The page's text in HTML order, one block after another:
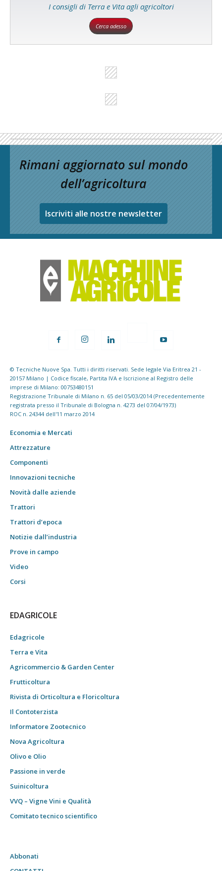
I consigli di Terra e Vita agli agricoltori
Cerca adesso
Rimani aggiornato sul mondo
dell’agricoltura
Iscriviti alle nostre newsletter
© Tecniche Nuove Spa. Tutti i diritti riservati. Sede legale Via Eritrea 21 -
20157 Milano | Codice fiscale, Partita IVA e Iscrizione al Registro delle
imprese di Milano: 00753480151
Registrazione Tribunale di Milano n. 65 del 05/03/2014 (Precedentemente
registrata presso il Tribunale di Bologna n. 4273 del 07/04/1973)
ROC n. 24344 dell'11 marzo 2014
Economia e Mercati
Attrezzature
Componenti
Innovazioni tecniche
Novità dalle aziende
Trattori
Trattori d’epoca
Notizie dall’industria
Prove in campo
Video
Corsi
EDAGRICOLE
Edagricole
Terra e Vita
Agricommercio & Garden Center
Frutticoltura
Rivista di Orticoltura e Floricoltura
Il Contoterzista
Informatore Zootecnico
Nova Agricoltura
Olivo e Olio
Passione in verde
Suinicoltura
VVQ – Vigne Vini e Qualità
Comitato tecnico scientifico
Abbonati